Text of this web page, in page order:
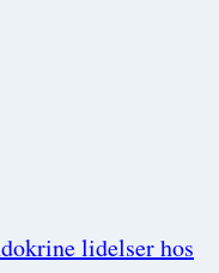
lidelser hos